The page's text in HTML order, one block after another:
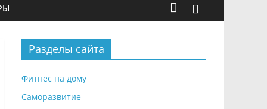
Разделы сайта
Фитнес на дому
Саморазвитие